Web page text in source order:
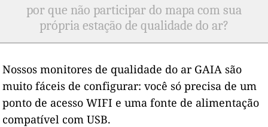
por que não participar do mapa com sua
própria estação de qualidade do ar?
Nossos monitores de qualidade do ar GAIA são
muito fáceis de configurar: você só precisa de um
ponto de acesso WIFI e uma fonte de alimentação
compatível com USB.